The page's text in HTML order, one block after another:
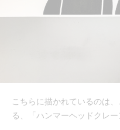
こちらに描かれているのは
る、「ハンマーヘッドクレー